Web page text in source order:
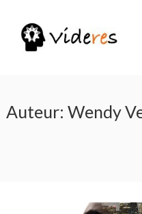
content
Auteur: Wendy